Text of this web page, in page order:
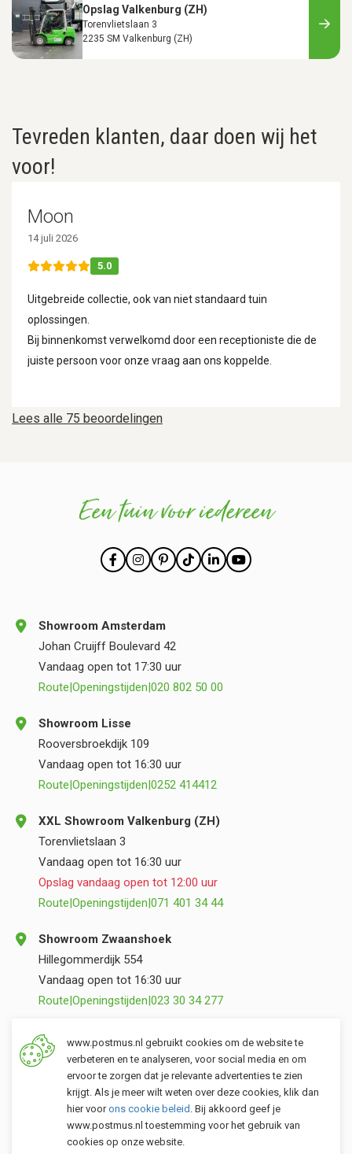
Opslag Valkenburg (ZH)
Torenvlietslaan 3
2235 SM Valkenburg (ZH)
Tevreden klanten, daar doen wij het
voor!
Lees alle 75 beoordelingen
Moon
14 juli 2026
5.0
Uitgebreide collectie, ook van niet standaard tuin
oplossingen.
Bij binnenkomst verwelkomd door een receptioniste die de
juiste persoon voor onze vraag aan ons koppelde.
Een tuin voor iedereen
Klantenservice
Showroom Amsterdam
Johan Cruijff Boulevard 42
Vandaag open tot 17:30 uur
Route|Openingstijden|020 802 50 00
Showroom Lisse
Rooversbroekdijk 109
Vandaag open tot 16:30 uur
Route|Openingstijden|0252 414412
XXL Showroom Valkenburg (ZH)
Torenvlietslaan 3
Vandaag open tot 16:30 uur
Opslag vandaag open tot 12:00 uur
Route|Openingstijden|071 401 34 44
Showroom Zwaanshoek
Hillegommerdijk 554
Vandaag open tot 16:30 uur
Route|Openingstijden|023 30 34 277
Opslag Valkenburg (ZH)
Torenvlietslaan 3
Vandaag open tot 12:00 uur
Route|Openingstijden |071 401 34 44
www.postmus.nl gebruikt cookies om de website te
verbeteren en te analyseren, voor social media en om
ervoor te zorgen dat je relevante advertenties te zien
krijgt. Als je meer wilt weten over deze cookies, klik dan
hier voorons cookie beleid . Bij akkoord geef je
www.postmus.nl toestemming voor het gebruik van
cookies op onze website.